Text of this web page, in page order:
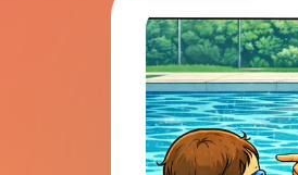
Liebes Team,
zunehmend
fordernde Art
Blubbern
dem Element